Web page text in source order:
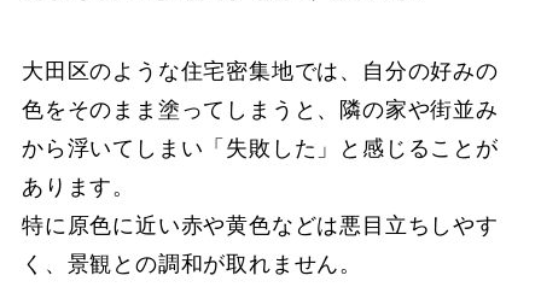
大田区のような住宅密集地では、自分の好みの
色をそのまま塗ってしまうと、隣の家や街並み
から浮いてしまい「失敗した」と感じることが
あります。
特に原色に近い赤や黄色などは悪目立ちしやす
く、景観との調和が取れません。